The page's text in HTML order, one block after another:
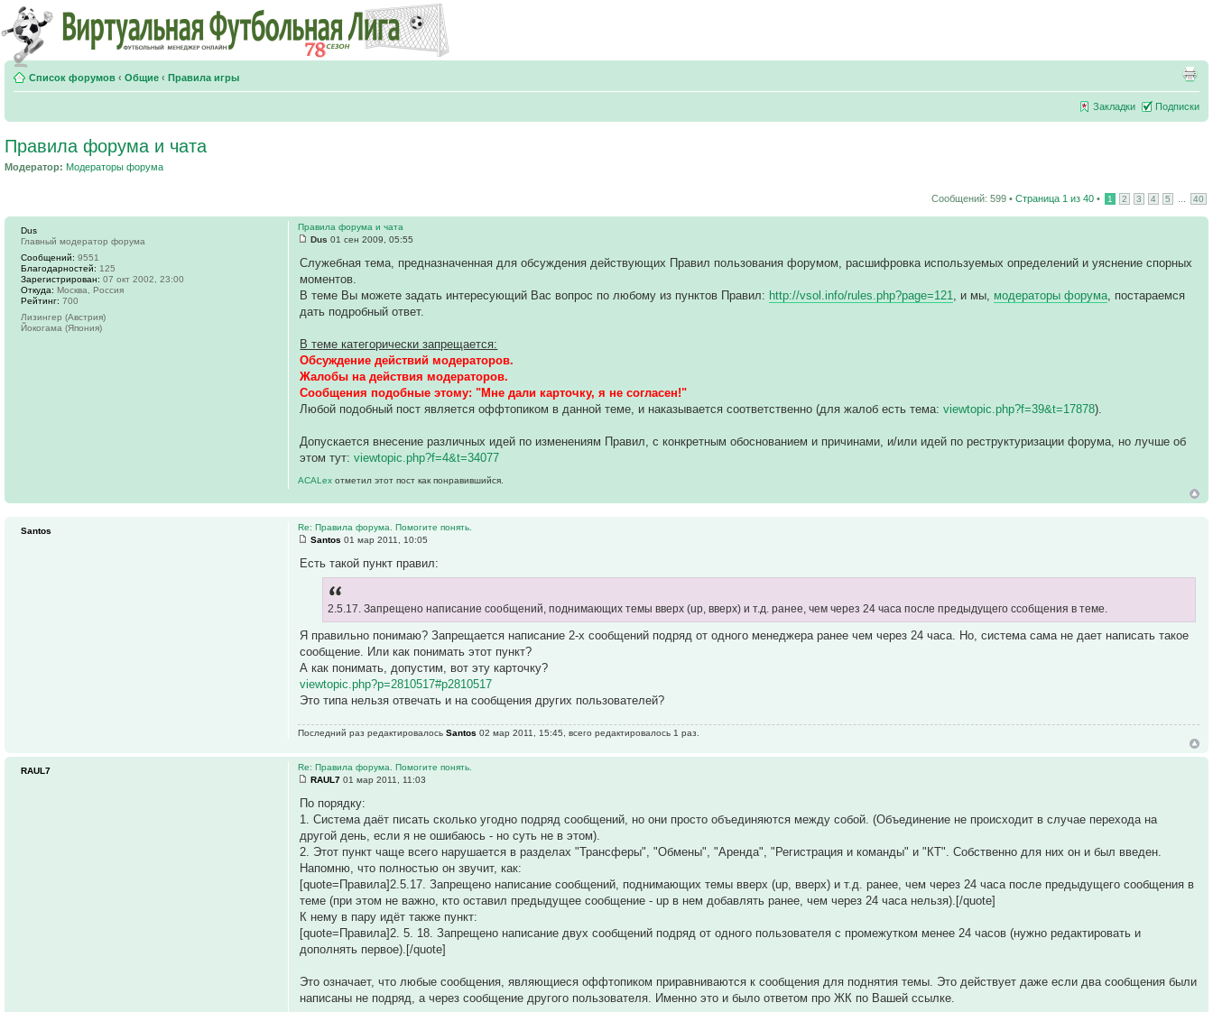
Список форумов ‹ Общие ‹ Правила игры
Закладки Подписки
Правила форума и чата
Модератор: Модераторы форума
Сообщений: 599 • Страница 1 из 40 • 1 2 3 4 5 40
Правила форума и чата
Dus 01 сен 2009, 05:55
Служебная тема, предназначенная для обсуждения действующих Правил пользования форумом, расшифровка используемых определений и уяснение спорных
моментов.
В теме Вы можете задать интересующий Вас вопрос по любому из пунктов Правил: http://vsol.info/rules.php?page=121 , и мы, модераторы форума , постараемся
дать подробный ответ.
В теме категорически запрещается:
Обсуждение действий модераторов.
Жалобы на действия модераторов.
Сообщения подобные этому: "Мне дали карточку, я не согласен!"
Любой подобный пост является оффтопиком в данной теме, и наказывается соответственно (для жалоб есть тема:viewtopic.php?f=39&t=17878).
Допускается внесение различных идей по изменениям Правил, с конкретным обоснованием и причинами, и/или идей по реструктуризации форума, но лучше об
этом тут:viewtopic.php?f=4&t=34077
ACALexотметил этот пост как понравившийся.
Dus
Главный модератор форума
Сообщений: 9551
Благодарностей: 125
Зарегистрирован: 07 окт 2002, 23:00
Откуда: Москва, Россия
Рейтинг: 700
Лизингер (Австрия)
Йокогама (Япония)
Re: Правила форума. Помогите понять.
Santos 01 мар 2011, 10:05
Есть такой пункт правил:
2.5.17. Запрещено написание сообщений, поднимающих темы вверх (up, вверх) и т.д. ранее, чем через 24 часа после предыдущего ссобщения в теме.
Я правильно понимаю? Запрещается написание 2-х сообщений подряд от одного менеджера ранее чем через 24 часа. Но, система сама не дает написать такое
сообщение. Или как понимать этот пункт?
А как понимать, допустим, вот эту карточку?
viewtopic.php?p=2810517#p2810517
Это типа нельзя отвечать и на сообщения других пользователей?
Последний раз редактировалосьSantos 02 мар 2011, 15:45, всего редактировалось 1 раз.
Santos
Re: Правила форума. Помогите понять.
RAUL7 01 мар 2011, 11:03
По порядку:
1. Система даёт писать сколько угодно подряд сообщений, но они просто объединяются между собой. (Объединение не происходит в случае перехода на
другой день, если я не ошибаюсь - но суть не в этом).
2. Этот пункт чаще всего нарушается в разделах "Трансферы", "Обмены", "Аренда", "Регистрация и команды" и "КТ". Собственно для них он и был введен.
Напомню, что полностью он звучит, как:
[quote=Правила]2.5.17. Запрещено написание сообщений, поднимающих темы вверх (up, вверх) и т.д. ранее, чем через 24 часа после предыдущего сообщения в
теме (при этом не важно, кто оставил предыдущее сообщение - up в нем добавлять ранее, чем через 24 часа нельзя).[/quote]
К нему в пару идёт также пункт:
[quote=Правила]2. 5. 18. Запрещено написание двух сообщений подряд от одного пользователя с промежутком менее 24 часов (нужно редактировать и
дополнять первое).[/quote]
Это означает, что любые сообщения, являющиеся оффтопиком приравниваются к сообщения для поднятия темы. Это действует даже если два сообщения были
написаны не подряд, а через сообщение другого пользователя. Именно это и было ответом про ЖК по Вашей ссылке.
RAUL7